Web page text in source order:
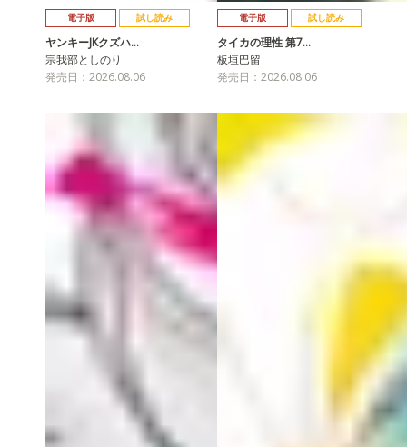
電子版 試し読み
ヤンキーJKクズハ…
宗我部としのり
発売日：2026.08.06
電子版 試し読み
タイカの理性 第7…
板垣巴留
発売日：2026.08.06